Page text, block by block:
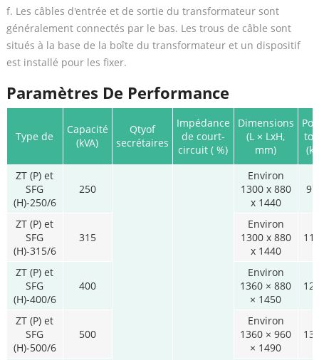
f. Les câbles d'entrée et de sortie du transformateur sont
généralement connectés par le bas. Les trous de câble sont
situés à la base de la boîte du transformateur et un dispositif
est installé pour les fixer.
Paramètres De Performance
Type de
Capacité
(kVA)
Qtyof
secrétaires
Impédance
de court-
circuit ( %)
Dimensions
(L × LxH,
mm)
ZT (P) et
SFG
(H)-250/6
250
Environ
1300 x 880
x 1440
ZT (P) et
SFG
(H)-315/6
315
Environ
1300 x 880
x 1440
ZT (P) et
SFG
(H)-400/6
400
Environ
1360 × 880
× 1450
ZT (P) et
SFG
(H)-500/6
500
Environ
1360 × 960
× 1490